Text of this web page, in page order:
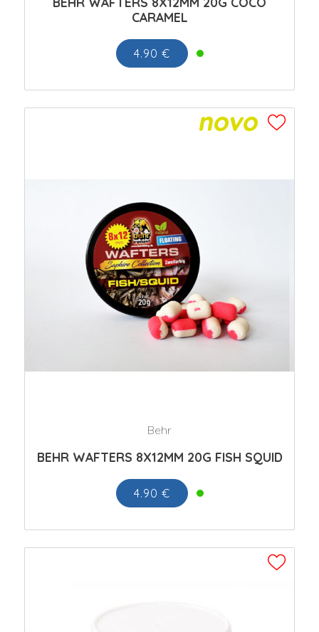
CARAMEL
4.90 €
Behr
BEHR WAFTERS 8X12MM 20G FISH SQUID
4.90 €